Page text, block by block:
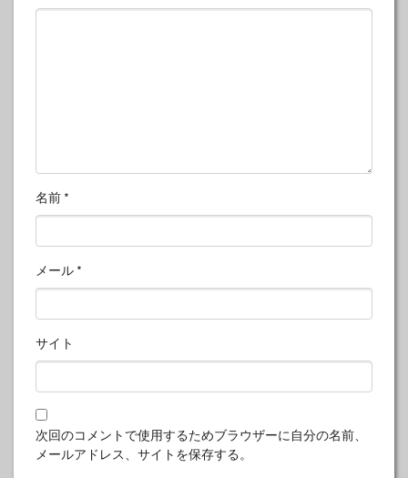
名前 *
メール *
サイト
次回のコメントで使用するためブラウザーに自分の名前、
メールアドレス、サイトを保存する。